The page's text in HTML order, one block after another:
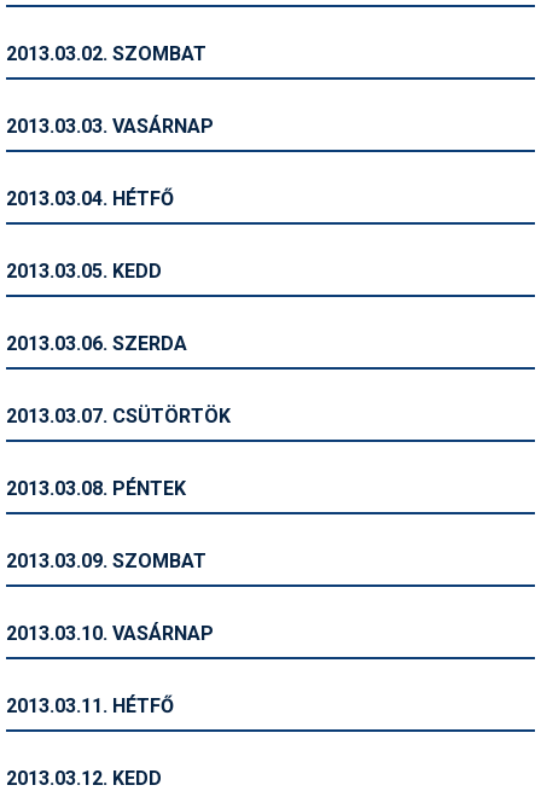
Ingatlan
Kerékpár
Magazinok
Pályázatok
Síbérletárak
2013.03.02. SZOMBAT
2013.03.03. VASÁRNAP
2013.03.04. HÉTFŐ
2013.03.05. KEDD
2013.03.06. SZERDA
2013.03.07. CSÜTÖRTÖK
2013.03.08. PÉNTEK
2013.03.09. SZOMBAT
2013.03.10. VASÁRNAP
2013.03.11. HÉTFŐ
2013.03.12. KEDD